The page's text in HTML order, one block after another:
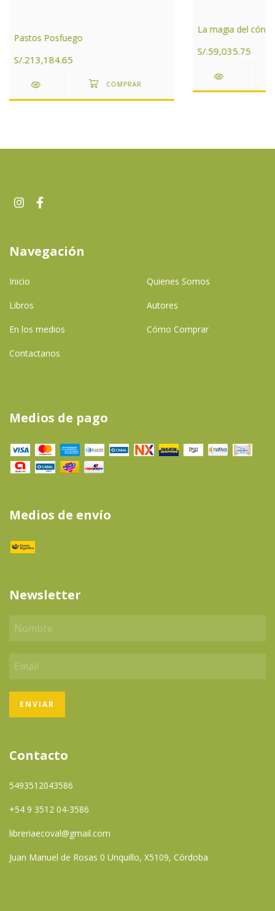
Pastos Posfuego
S/.213,184.65
La magia del
S/.59,035.75
Navegación
Inicio Quienes Somos
Libros Autores
En los medios Cómo Comprar
Contactanos
Medios de pago
Medios de envío
Newsletter
Contacto
5493512043586
+54 9 3512 04-3586
libreriaecoval@gmail.com
Juan Manuel de Rosas 0 Unquillo, X5109, Córdoba